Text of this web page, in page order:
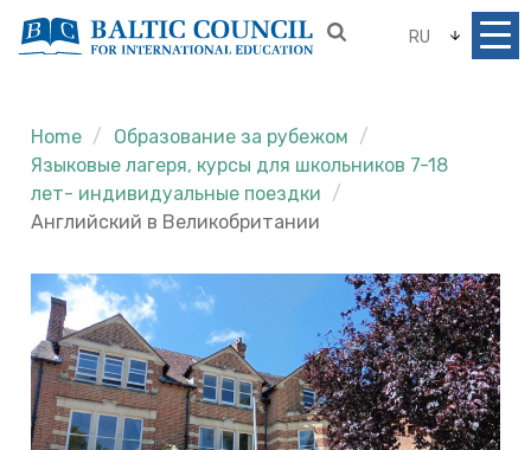
RU
Home
Образование за рубежом
Языковые лагеря, курсы для школьников 7-18
лет- индивидуальные поездки
Английский в Великобритании